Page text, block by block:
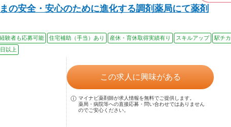
の安全・安心のために進化する調剤薬局にて薬剤
験者も応募可能 住宅補助（手当）あり 産休・育休取得実績有り スキルアップ
駅チカ
以上
この求人に興味がある
マイナビ薬剤師が求人情報を無料でご提供します。
薬局・病院等への直接応募・問い合わせではありません
のでご安心ください。